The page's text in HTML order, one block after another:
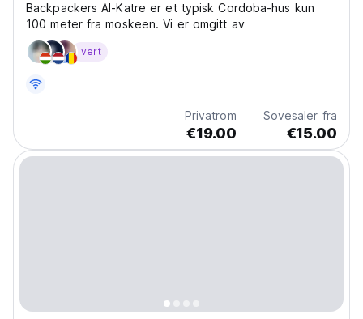
Backpackers Al-Katre er et typisk Cordoba-hus kun
100 meter fra moskeen. Vi er omgitt av
vert
Privatrom
€19.00
Sovesaler fra
€15.00